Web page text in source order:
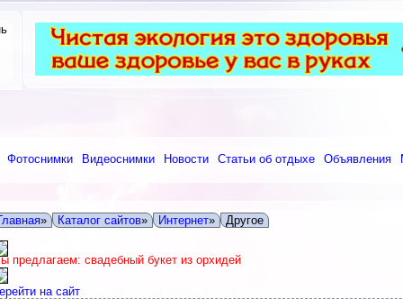
Фотоснимки Видеоснимки Новости Статьи об отдыхе Объявления
» Каталог сайтов» Интернет» Другое
предлагаем: свадебный букет из орхидей
на сайт